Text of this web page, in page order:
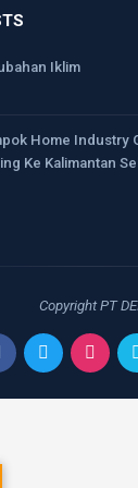
Iklim
Home Industry
Ke Kalimantan
Copyright PT